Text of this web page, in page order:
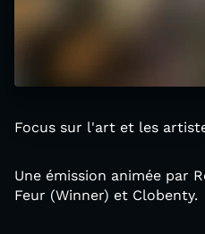
Focus sur l'art et les
Une émission animée par
Feur (Winner) et Clobenty.